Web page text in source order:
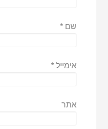
שם*
אימייל*
אתר